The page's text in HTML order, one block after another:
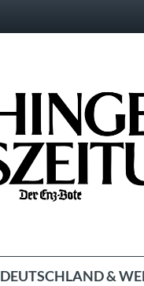
DEUTSCHLAND &